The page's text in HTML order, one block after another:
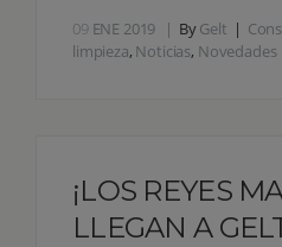
09 ENE 2019 ByGelt
limpieza, Noticias, Novedades
¡LOS REYES
LLEGAN A